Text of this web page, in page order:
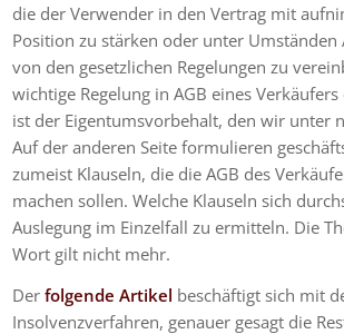
die der Verwender in den Vertrag mit
Position zu stärken oder unter Umständen
von den gesetzlichen Regelungen zu
wichtige Regelung in AGB eines
ist der Eigentumsvorbehalt, den wir unter
Auf der anderen Seite formulieren
zumeist Klauseln, die die AGB des
machen sollen. Welche Klauseln sich
Auslegung im Einzelfall zu ermitteln. Die
Wort gilt nicht mehr.
Derfolgende Artikel beschäftigt sich mit
Insolvenzverfahren, genauer gesagt die